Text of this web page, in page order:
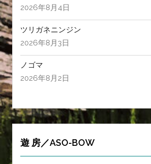
2026年8月4日
ツリガネニンジン
2026年8月3日
ノゴマ
2026年8月2日
遊 房／ASO-BOW